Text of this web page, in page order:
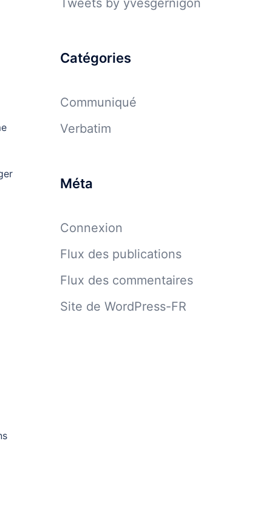
Tweets by yvesgernigon
Catégories
Communiqué
Verbatim
Méta
Connexion
Flux des publications
Flux des commentaires
Site de WordPress-FR